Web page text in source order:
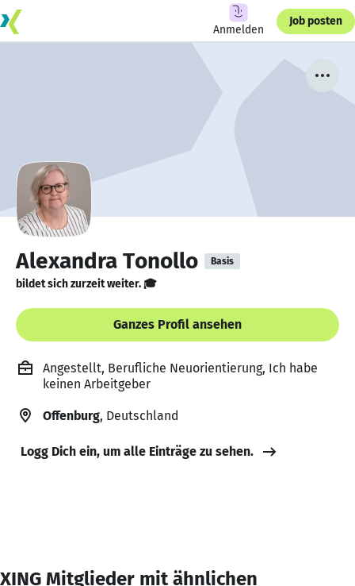
Anmelden
Job posten
Alexandra Tonollo Basis
bildet sich zurzeit weiter. 🎓
Ganzes Profil ansehen
Angestellt, Berufliche Neuorientierung, Ich habe
keinen Arbeitgeber
Offenburg, Deutschland
Logg Dich ein, um alle Einträge zu sehen.
XING Mitglieder mit ähnlichen